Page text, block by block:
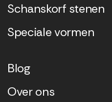
Schanskorf stenen
Speciale vormen
Blog
Over ons